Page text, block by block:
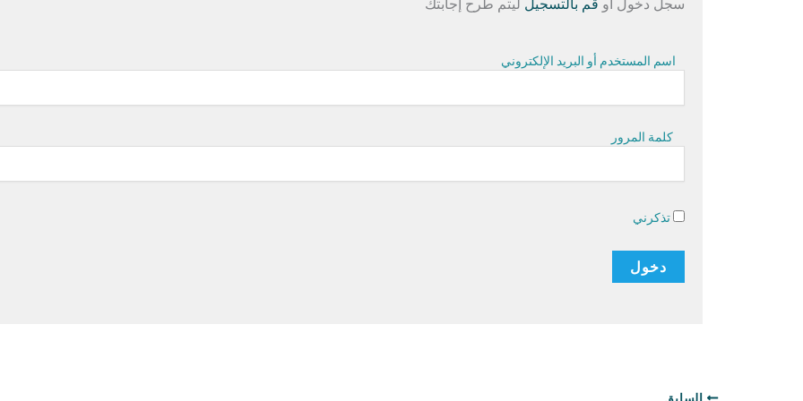
اسم المستخدم أو البريد الإلكتروني
كلمة المرور
تذكرني